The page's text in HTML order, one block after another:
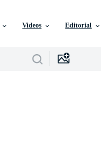
Videos Editorial